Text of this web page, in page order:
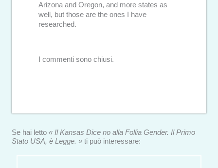
Arizona and Oregon, and more states as
well, but those are the ones I have
researched.
I commenti sono chiusi.
Se hai letto « Il Kansas Dice no alla Follia Gender. Il Primo
Stato USA, è Legge. » ti può interessare: